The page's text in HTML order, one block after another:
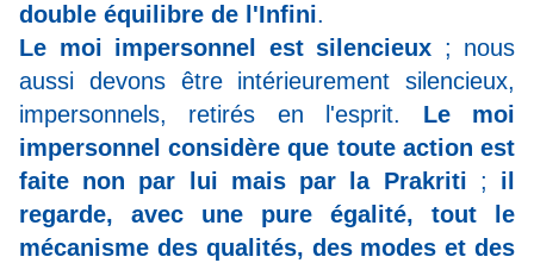
double équilibre de l'Infini.
Le moi impersonnel est silencieux ; nous
aussi devons être intérieurement silencieux,
impersonnels, retirés en l'esprit. Le moi
impersonnel considère que toute action est
faite non par lui mais par la Prakriti ; il
regarde, avec une pure égalité, tout le
mécanisme des qualités, des modes et des